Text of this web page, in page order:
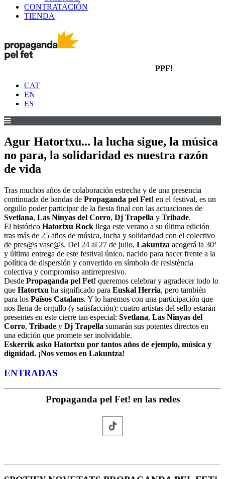
CONTRATACIÓN
TIENDA
PPF!
CAT
EN
ES
Agur Hatortxu... la lucha sigue, la música
no para, la solidaridad es nuestra razón
de vida
Tras muchos años de colaboración estrecha y de una presencia
continuada de bandas de Propaganda pel Fet! en el festival, es un
orgullo poder participar de la fiesta final con las actuaciones de
Svetlana, Las Ninyas del Corro, Dj Trapella y Tribade.
El histórico Hatortxu Rock llega este verano a su última edición
tras más de 25 años de música, lucha y solidaridad con el colectivo
de pres@s vasc@s. Del 24 al 27 de julio, Lakuntza acogerá la 30ª
y última entrega de este festival único, nacido para hacer frente a la
política de dispersión y convertido en símbolo de resistència
colectiva y compromiso antirrepresivo.
Desde Propaganda pel Fet! queremos celebrar y agradecer todo lo
que Hatortxu ha significado para Euskal Herria, pero también
para los Països Catalans. Y lo haremos con una participación que
nos llena de orgullo (y satisfacción): cuatro artistas del sello estarán
presentes en este cierre tan especial: Svetlana, Las Ninyas del
Corro, Tribade y Dj Trapella sumarán sus potentes directos en
una edición que promete ser inolvidable.
Eskerrik asko Hatortxu por tantos años de ejemplo, música y
dignidad. ¡Nos vemos en Lakuntza!
ENTRADAS
Propaganda pel Fet! en las redes